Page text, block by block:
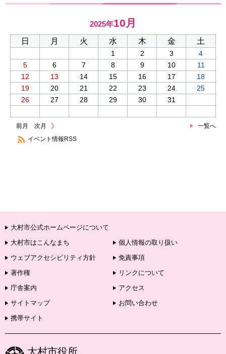
2025年10月
日 月 火 水 木 金 土
1 2 3
4
5
6 7 8 9 10
11
12
13 14 15 16 17
18
19
20 21 22 23 24
25
26
27 28 29 30 31
前月 一覧へ
次月
イベント情報RSS
大村市公式ホームページについて
大村市はこんなまち
個人情報の取り扱い
ウェブアクセシビリティ方針
免責事項
著作権
リンクについて
庁舎案内
アクセス
サイトマップ
お問い合わせ
携帯サイト
大村市役所